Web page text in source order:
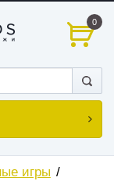
0
игры